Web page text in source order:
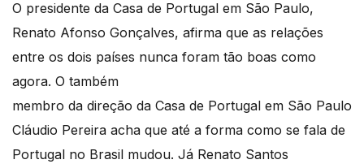
O presidente da Casa de Portugal em São Paulo,
Renato Afonso Gonçalves, afirma que as relações
entre os dois países nunca foram tão boas como
agora. O também
membro da direção da Casa de Portugal em São Paulo
Cláudio Pereira acha que até a forma como se fala de
Portugal no Brasil mudou. Já Renato Santos